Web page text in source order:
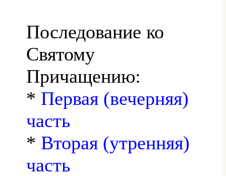
Последование ко
Святому
Причащению:
* Первая (вечерняя)
часть
* Вторая (утренняя)
часть